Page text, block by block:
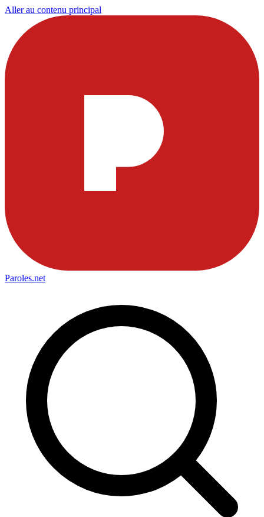
Aller au contenu principal
Paroles.net